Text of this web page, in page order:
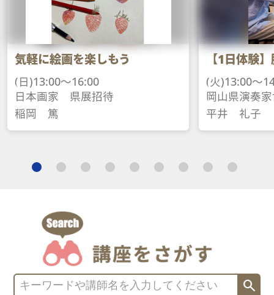
気軽に絵画を楽しもう
(日)13:00～16:00
日本画家　県展招待
稲岡　篤
【1日体験
(火)13:00～
岡山県演奏
平井　礼子
search